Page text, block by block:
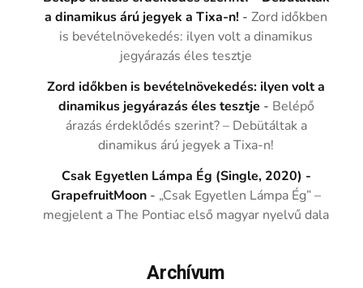
a dinamikus árú jegyek a Tixa-n! -Zord időkben
is bevételnövekedés: ilyen volt a dinamikus
jegyárazás éles tesztje
Zord időkben is bevételnövekedés: ilyen volt a
dinamikus jegyárazás éles tesztje - Belépő
árazás érdeklődés szerint? – Debütáltak a
dinamikus árú jegyek a Tixa-n!
Csak Egyetlen Lámpa Ég (Single, 2020) -
GrapefruitMoon - „Csak Egyetlen Lámpa Ég” –
megjelent a The Pontiac első magyar nyelvű dala
Archívum